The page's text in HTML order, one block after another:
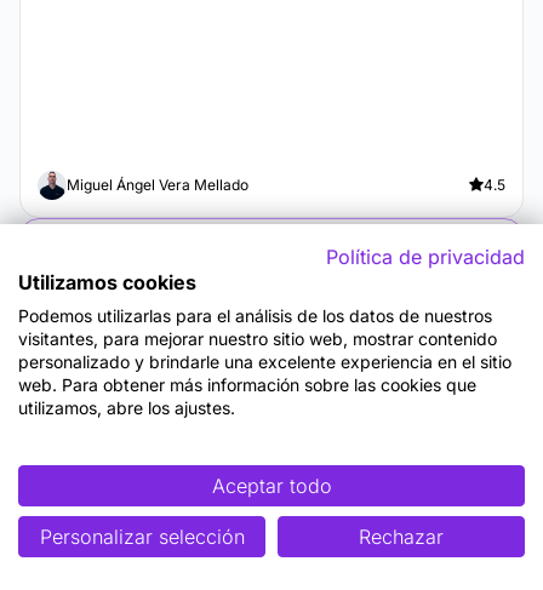
Miguel Ángel Vera Mellado 4.5
Blog
Gamificación en RRHH para el
desarrollo de empleados
La gamificación es la técnica de aplicar mecánicas y
elementos de diseño de juegos en contextos no lúdicos
con el objetivo de...
Política de privacidad
Utilizamos cookies
Podemos utilizarlas para el análisis de los datos de nuestros
visitantes, para mejorar nuestro sitio web, mostrar contenido
personalizado y brindarle una excelente experiencia en el sitio
web. Para obtener más información sobre las cookies que
utilizamos, abre los ajustes.
Aceptar todo
Personalizar selección Rechazar